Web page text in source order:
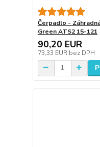
Čerpadlo -
Green ATS2 15-121
90,20 EUR
73,33 EUR bez DPH